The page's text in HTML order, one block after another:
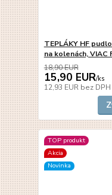
TEPLÁKY HF
na kolenách, VIAC
18,90 EUR
15,90 EUR/ks
12,93 EUR bez DPH
TOP produkt
Akcia
Novinka